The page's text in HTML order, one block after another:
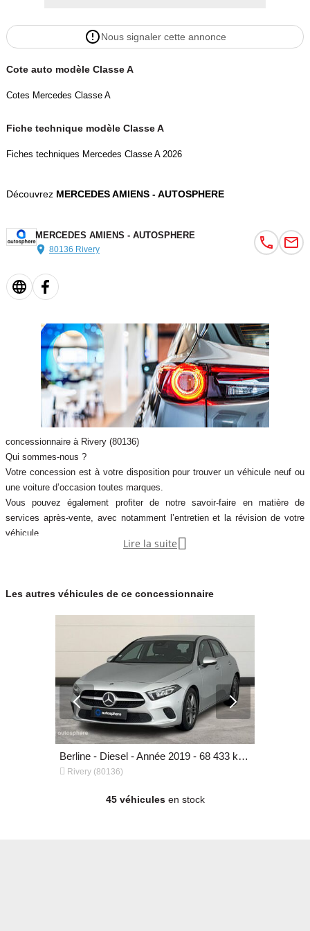
Gris montagne magno designo
136
Garantie mécanique
Nous signaler cette annonce
Cote auto modèle Classe A
Cotes Mercedes Classe A
Fiche technique modèle Classe A
Fiches techniques Mercedes Classe A 2026
Découvrez MERCEDES AMIENS - AUTOSPHERE
MERCEDES AMIENS - AUTOSPHERE
80136 Rivery
concessionnaire à Rivery (80136)
Qui sommes-nous ?
Votre concession est à votre disposition pour trouver un véhicule neuf ou
une voiture d’occasion toutes marques.
Vous pouvez également profiter de notre savoir-faire en matière de
services après-vente, avec notamment l’entretien et la révision de votre
véhicule.
Notre concession fait partie du réseau de concessions d’Autosphere.fr,
Autosphere.fr c’est l’expérience de concessionnaires reconnus parmi un
Plus qu’une voiture d’occasion en parfait état et garantie, Autosphere.fr
vous accompagne dans le financement de
Lire la suite 
Les autres véhicules de ce concessionnaire
Berline - Diesel - Année 2019 - 68 433 km, 20 499 €
 Rivery (80136)
45 véhiculesen stock